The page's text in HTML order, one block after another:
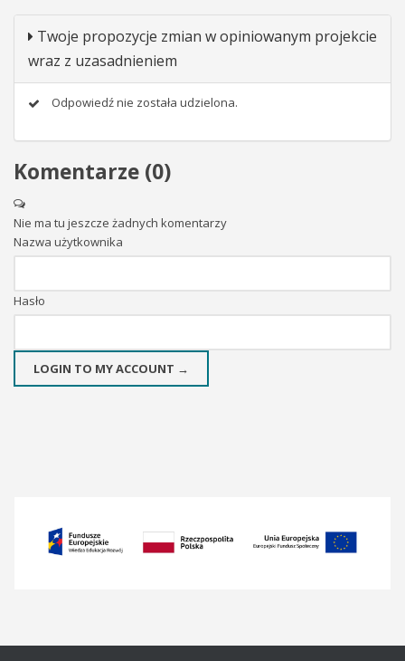
Twoje propozycje zmian w opiniowanym projekcie
wraz z uzasadnieniem
Odpowiedź nie została udzielona.
Komentarze (0)
Nie ma tu jeszcze żadnych komentarzy
Nazwa użytkownika
Hasło
LOGIN TO MY ACCOUNT →